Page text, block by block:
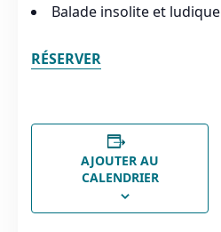
Balade insolite et ludique
RÉSERVER
AJOUTER AU
CALENDRIER